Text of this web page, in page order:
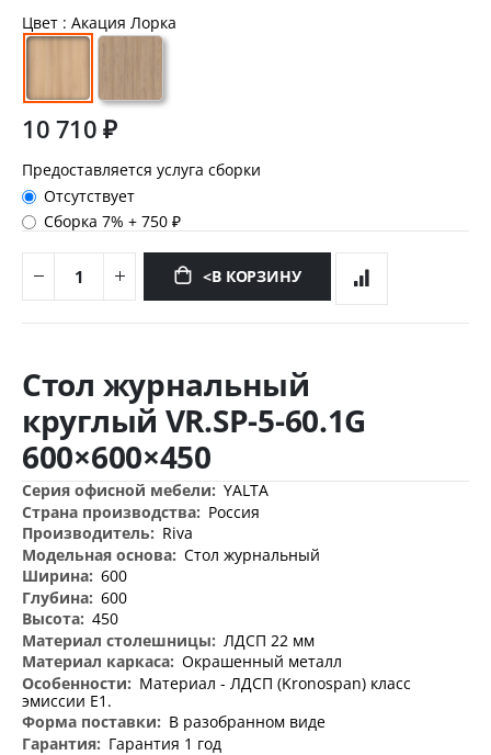
Цвет : Акация Лорка
10 710 ₽
Предоставляется услуга сборки
Отсутствует
Сборка 7%+750 ₽
<В КОРЗИНУ
началу
изображений
Стол журнальный
круглый VR.SP-5-60.1G
600×600×450
Дополнительная
информация
YALTA
Россия
Riva
Стол журнальный
600
600
450
ЛДСП 22 мм
Окрашенный металл
Материал - ЛДСП (Kronospan) класс
эмиссии Е1.
В разобранном виде
Гарантия 1 год